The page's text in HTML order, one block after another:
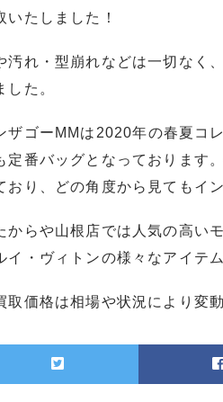
いたしました！
汚れ・型崩れなどは一切なく
した。
ザゴーMMは2020年の春夏コ
定番バッグとなっております
おり、どの角度から見てもイ
からや山根店では人気の高い
イ・ヴィトンの様々なアイテ
取価格は相場や状況により変